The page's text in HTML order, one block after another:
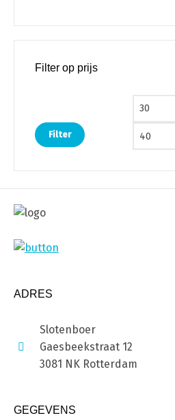
Filter op prijs
Min. prijs
Filter
ADRES
Slotenboer
Gaesbeekstraat 12
3081 NK Rotterdam
GEGEVENS